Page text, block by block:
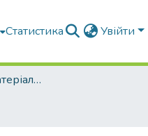
Статистика Увійти
Конференції та матеріали конференцій